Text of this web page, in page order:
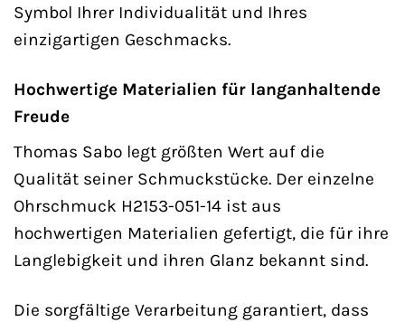
Symbol Ihrer Individualität und Ihres
einzigartigen Geschmacks.
Hochwertige Materialien für langanhaltende
Freude
Thomas Sabo legt größten Wert auf die
Qualität seiner Schmuckstücke. Der einzelne
Ohrschmuck H2153-051-14 ist aus
hochwertigen Materialien gefertigt, die für ihre
Langlebigkeit und ihren Glanz bekannt sind.
Die sorgfältige Verarbeitung garantiert, dass